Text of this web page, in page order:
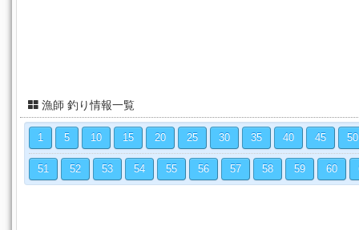
漁師 釣り情報一覧
1 5 10 15 20 25 30 35 40 45 50
51 52 53 54 55 56 57 58 59 60